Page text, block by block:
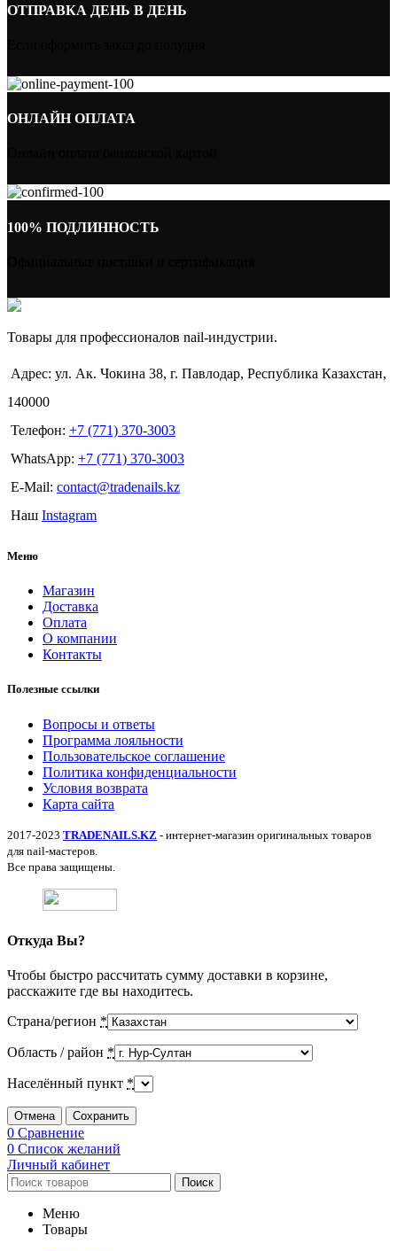
ОТПРАВКА ДЕНЬ В ДЕНЬ
ОНЛАЙН ОПЛАТА
100% ПОДЛИННОСТЬ
Товары для профессионалов nail-индустрии.
Адрес: ул. Ак. Чокина 38, г. Павлодар, Республика Казахстан,
140000
Телефон: +7 (771) 370-3003
WhatsApp: +7 (771) 370-3003
E-Mail: contact@tradenails.kz
Наш Instagram
Меню
Магазин
Доставка
Оплата
О компании
Контакты
Полезные ссылки
Вопросы и ответы
Программа лояльности
Пользовательское соглашение
Политика конфиденциальности
Условия возврата
Карта сайта
2017-2023 TRADENAILS.KZ - интернет-магазин оригинальных товаров
для nail-мастеров.
Все права защищены.
Откуда Вы?
Чтобы быстро рассчитать сумму доставки в корзине,
расскажите где вы находитесь.
Страна/регион *
Область / район *
Населённый пункт *
Отмена Сохранить
0 Сравнение
0 Список желаний
Личный кабинет
Поиск
Меню
Товары